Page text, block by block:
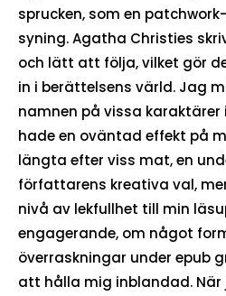
sprucken, som en
syning. Agatha Christies
och lätt att följa, vilket gör
in i berättelsens värld. Jag
namnen på vissa karaktärer
hade en oväntad effekt på
längta efter viss mat, en
författarens kreativa val,
nivå av lekfullhet till min
engagerande, om något
överraskningar under epub
att hålla mig inblandad. När